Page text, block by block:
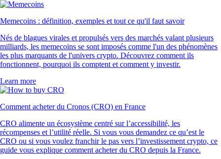
Memecoins : définition, exemples et tout ce qu'il faut savoir
Nés de blagues virales et propulsés vers des marchés valant plusieurs
milliards, les memecoins se sont imposés comme l'un des phénomènes
les plus marquants de l'univers crypto. Découvrez comment ils
fonctionnent, pourquoi ils comptent et comment y investir.
Learn more
Comment acheter du Cronos (CRO) en France
CRO alimente un écosystème centré sur l’accessibilité, les
récompenses et l’utilité réelle. Si vous vous demandez ce qu’est le
CRO ou si vous voulez franchir le pas vers l’investissement crypto, ce
guide vous explique comment acheter du CRO depuis la France.